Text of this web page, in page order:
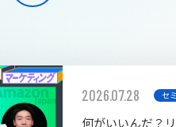
2026.07.28 セ
何がいいんだ？